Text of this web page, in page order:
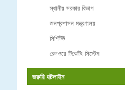
স্থানীয় সরকার বিভাগ
জনপ্রশাসন মন্ত্রণালয়
সিপিটিউ
রেলওয়ে টিকেটিং সিস্টেম
জরুরি হটলাইন